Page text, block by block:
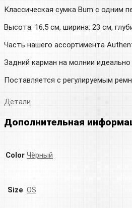
Классическая сумка Bum с одним
Высота: 16,5 см, ширина: 23 см,
Часть нашего ассортимента
Задний карман на молнии
Поставляется с регулируемым
Детали
Дополнительная
Color Чёрный
Size OS